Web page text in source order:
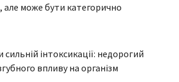
може бути категорично
інтоксикації: недорогий
впливу на організм